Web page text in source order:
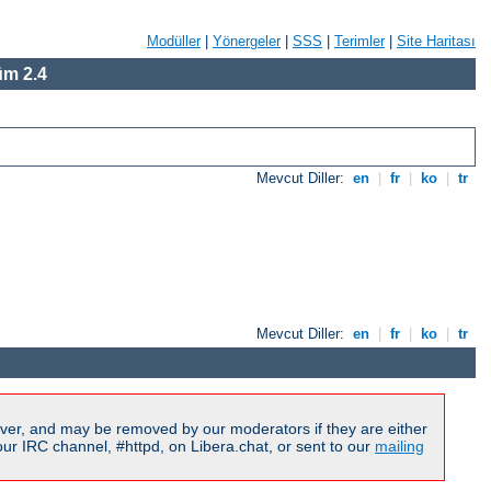
Modüller| Yönergeler| SSS Terimler| Site Haritası
2.4
Mevcut Diller: en fr ko tr
Mevcut Diller: en fr ko tr
and may be removed by our moderators if they are either
IRC channel, #httpd, on Libera.chat, or sent to our mailing